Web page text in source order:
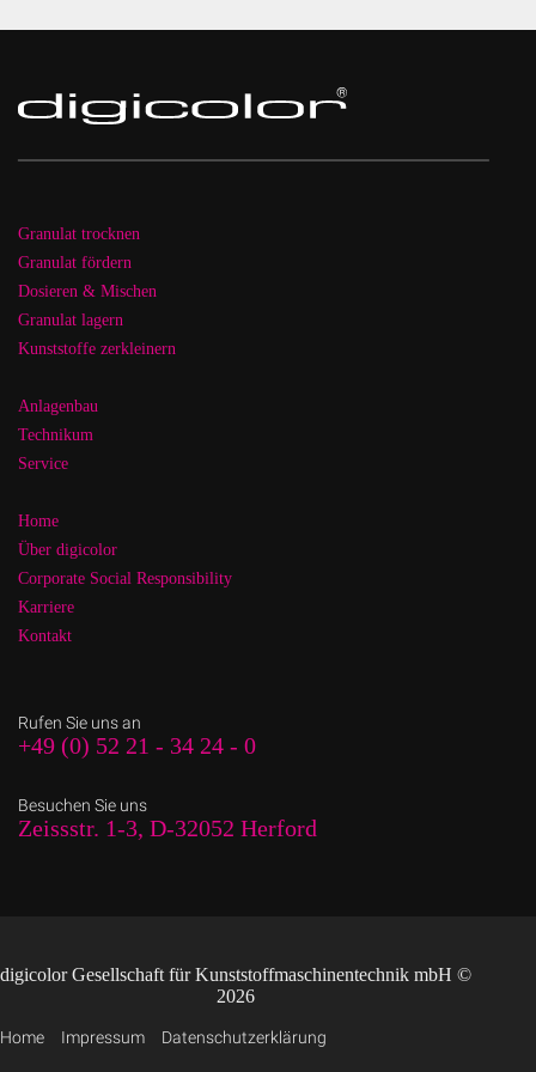
Granulat trocknen
Granulat fördern
Dosieren & Mischen
Granulat lagern
Kunststoffe zerkleinern
Anlagenbau
Technikum
Service
Home
Über digicolor
Corporate Social Responsibility
Karriere
Kontakt
Rufen Sie uns an
+49 (0) 52 21 - 34 24 - 0
Besuchen Sie uns
Zeissstr. 1-3, D-32052 Herford
digicolor Gesellschaft für Kunststoffmaschinentechnik mbH ©
2026
Home Impressum Datenschutzerklärung